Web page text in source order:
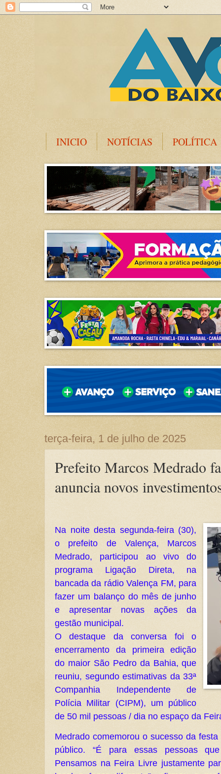
INICIO NOTÍCIAS POLÍTICA
terça-feira, 1 de julho de 2025
Prefeito Marcos Medrado
anuncia novos
Na noite desta segunda-feira (30),
o prefeito de Valença, Marcos
Medrado, participou ao vivo do
programa Ligação Direta, na
bancada da rádio Valença FM, para
fazer um balanço do mês de junho
e apresentar novas ações da
gestão municipal.
O destaque da conversa foi o
encerramento da primeira edição
do maior São Pedro da Bahia, que
reuniu, segundo estimativas da 33ª
Companhia Independente de
Polícia Militar (CIPM), um público
de 50 mil pessoas / dia no espaço da
Medrado comemorou o sucesso da
público. “É para essas pessoas
Pensamos na Feira Livre justamente